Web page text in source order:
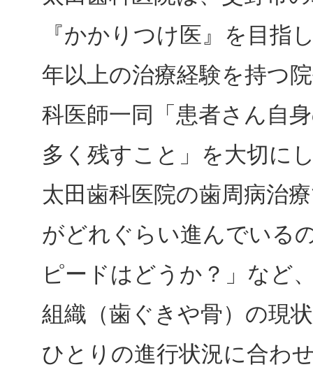
『かかりつけ医』を目指
年以上の治療経験を持つ
科医師一同「患者さん自
多く残すこと」を大切に
太田歯科医院の歯周病治
がどれぐらい進んでいる
ピードはどうか？」など
組織（歯ぐきや骨）の現
ひとりの進行状況に合わ